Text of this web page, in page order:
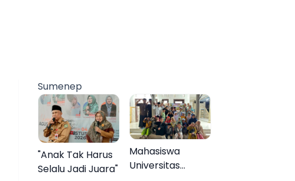
Sumenep
"Anak Tak Harus
Selalu Jadi Juara"
Mahasiswa
Universitas